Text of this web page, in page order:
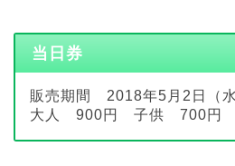
当日券
販売期間 2018年5月2日（水
大人 900円 子供 700円